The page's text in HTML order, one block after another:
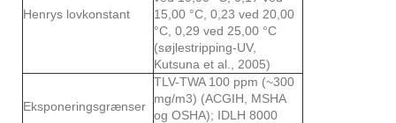
Henrys lovkonstant
15,00 °C, 0,23 ved 20,00
°C, 0,29 ved 25,00 °C
(søjlestripping-UV,
Kutsuna et al., 2005)
Eksponeringsgrænser
TLV-TWA 100 ppm (~300
mg/m3) (ACGIH, MSHA
og OSHA); IDLH 8000